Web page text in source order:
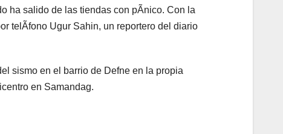
ha salido de las tiendas con pÃnico. Con la
telÃfono Ugur Sahin, un reportero del diario
sismo en el barrio de Defne en la propia
en Samandag.